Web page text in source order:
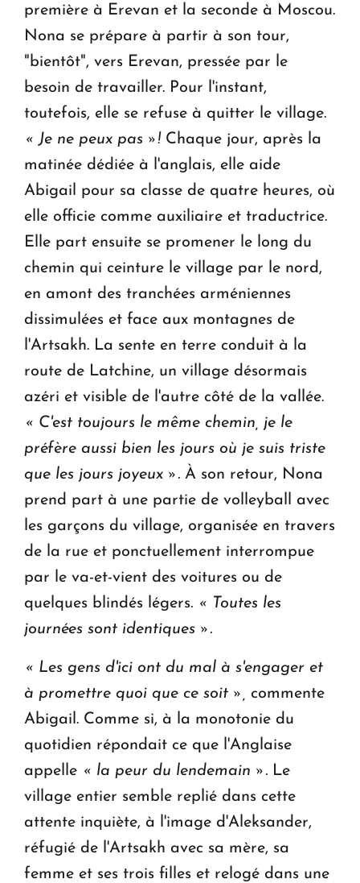
première à Erevan et la seconde à Moscou.
Nona se prépare à partir à son tour,
"bientôt", vers Erevan, pressée par le
besoin de travailler. Pour l'instant,
toutefois, elle se refuse à quitter le village.
« Je ne peux pas »! Chaque jour, après la
matinée dédiée à l'anglais, elle aide
Abigail pour sa classe de quatre heures, où
elle officie comme auxiliaire et traductrice.
Elle part ensuite se promener le long du
chemin qui ceinture le village par le nord,
en amont des tranchées arméniennes
dissimulées et face aux montagnes de
l'Artsakh. La sente en terre conduit à la
route de Latchine, un village désormais
azéri et visible de l'autre côté de la vallée.
« C'est toujours le même chemin, je le
préfère aussi bien les jours où je suis triste
que les jours joyeux ». À son retour, Nona
prend part à une partie de volleyball avec
les garçons du village, organisée en travers
de la rue et ponctuellement interrompue
par le va-et-vient des voitures ou de
quelques blindés légers. « Toutes les
journées sont identiques ».
« Les gens d'ici ont du mal à s'engager et
à promettre quoi que ce soit »,
commente
Abigail. Comme si, à la monotonie du
quotidien répondait ce que l'Anglaise
appelle « la peur du lendemain ». Le
village entier semble replié dans cette
attente inquiète, à l'image d'Aleksander,
réfugié de l'Artsakh avec sa mère, sa
femme et ses trois filles et relogé dans une